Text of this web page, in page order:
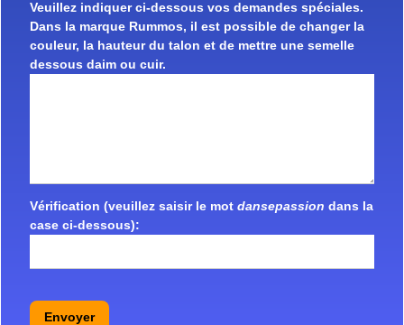
Veuillez indiquer ci-dessous vos demandes spéciales.
Dans la marque Rummos, il est possible de changer la
couleur, la hauteur du talon et de mettre une semelle
dessous daim ou cuir.
Vérification (veuillez saisir le mot dansepassion dans la
case ci-dessous):
Envoyer